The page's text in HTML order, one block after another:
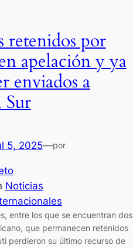
retenidos por
apelación y ya
enviados a
Sur
5, 2025—por
Noticias
entre los que se encuentran dos
que permanecen retenidos
perdieron su último recurso de